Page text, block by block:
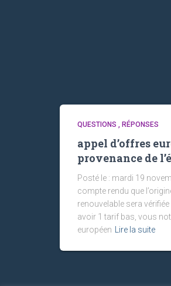
QUESTIONS , RÉPONSES
appel d’offres
provenance de
Posté le : mardi 19
compte rendu que
renouvelable sera
avoir 1 tarif bas, vous
européen
Lire la suite